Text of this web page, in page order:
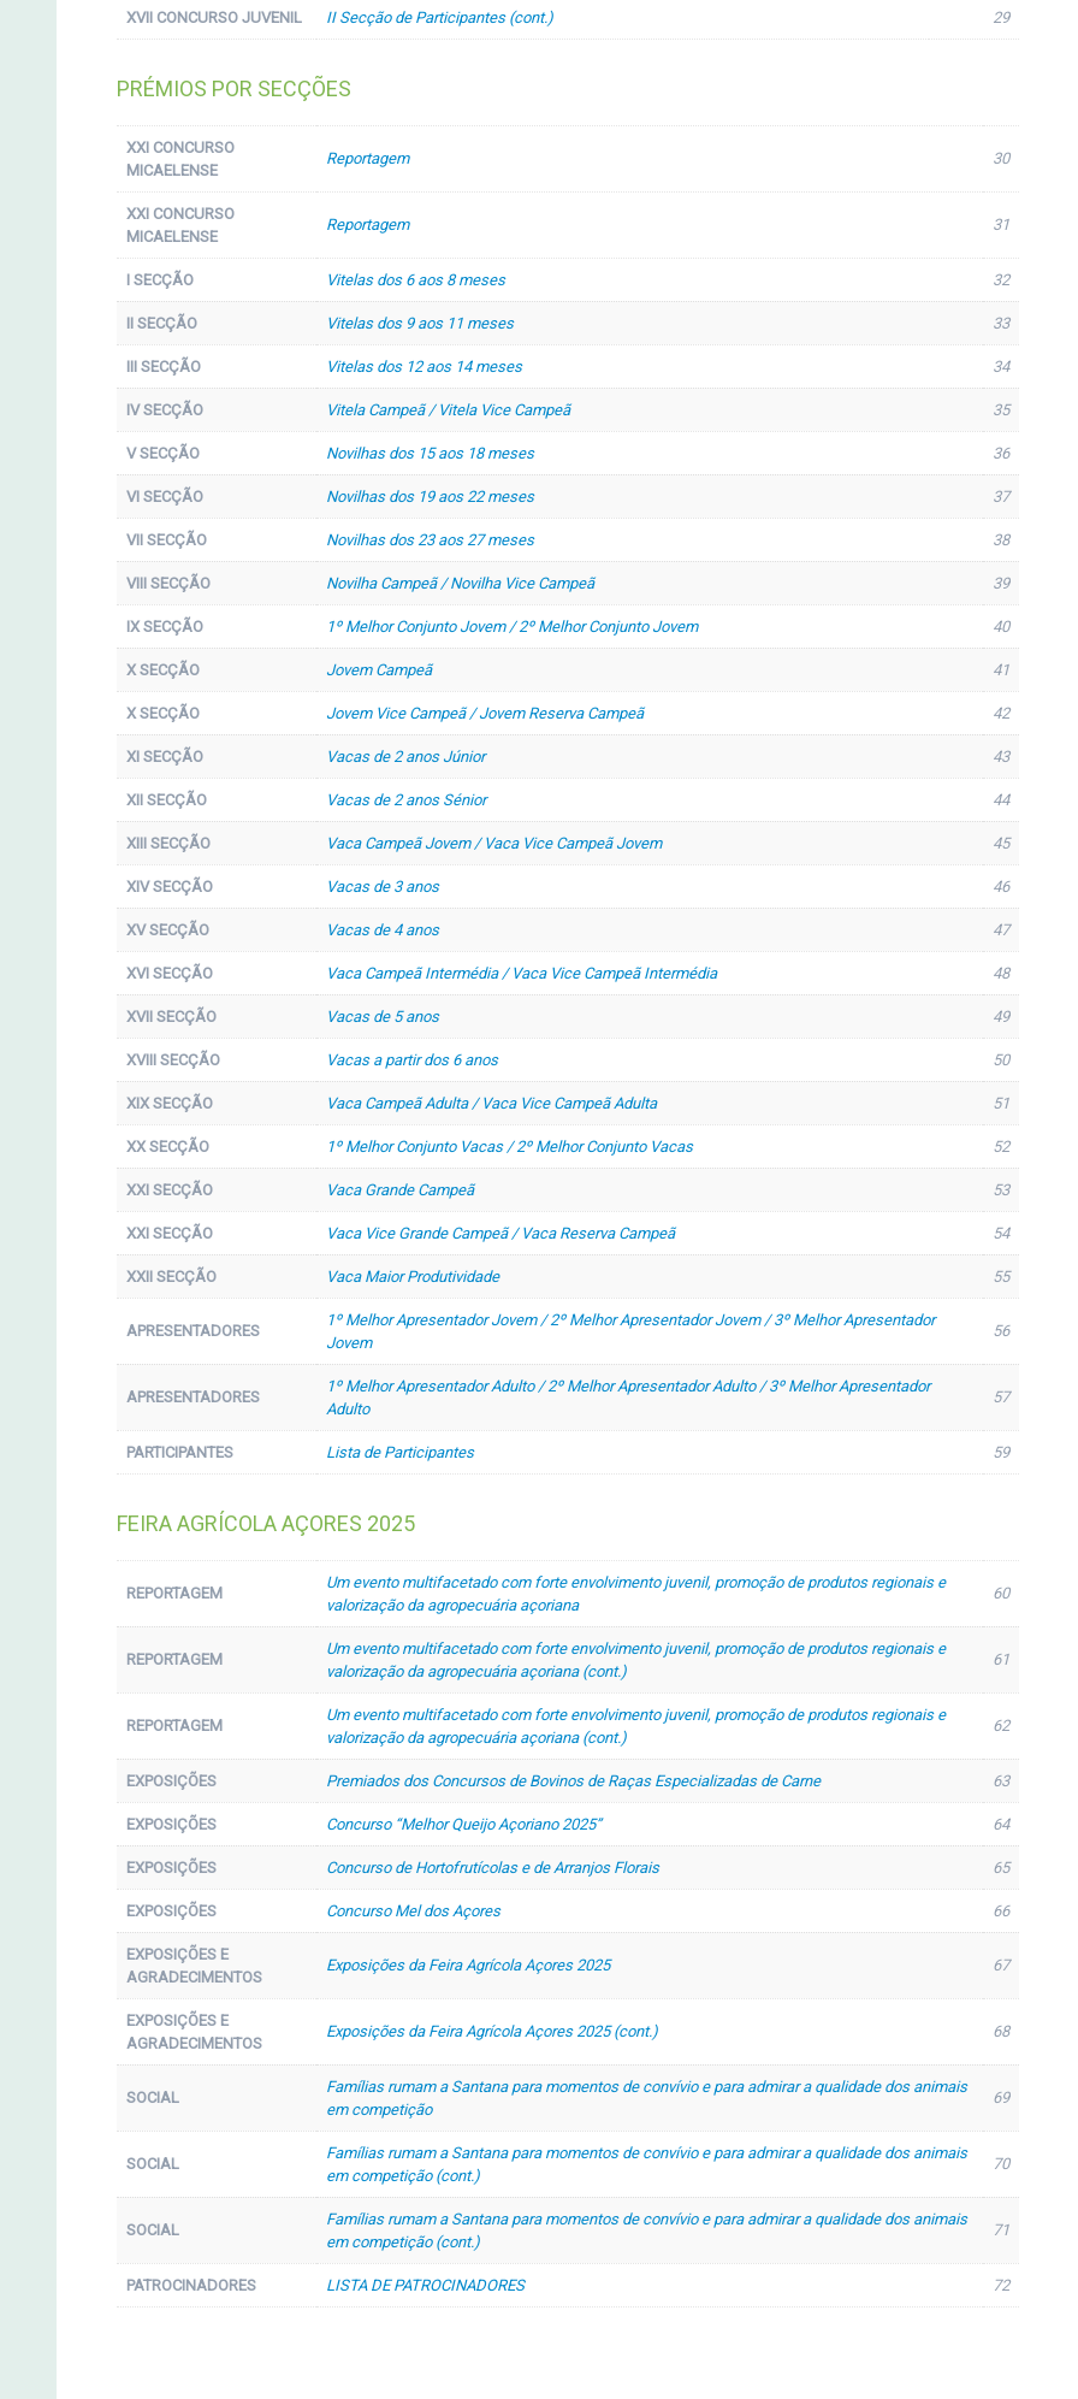
XVII CONCURSO JUVENIL II Secção de Participantes (cont.) 29
PRÉMIOS POR SECÇÕES
XXI CONCURSO
MICAELENSE
Reportagem 30
XXI CONCURSO
MICAELENSE
Reportagem 31
I SECÇÃO Vitelas dos 6 aos 8 meses 32
II SECÇÃO Vitelas dos 9 aos 11 meses 33
III SECÇÃO Vitelas dos 12 aos 14 meses 34
IV SECÇÃO Vitela Campeã / Vitela Vice Campeã 35
V SECÇÃO Novilhas dos 15 aos 18 meses 36
VI SECÇÃO Novilhas dos 19 aos 22 meses 37
VII SECÇÃO Novilhas dos 23 aos 27 meses 38
VIII SECÇÃO Novilha Campeã / Novilha Vice Campeã 39
IX SECÇÃO 1º Melhor Conjunto Jovem / 2º Melhor Conjunto Jovem 40
X SECÇÃO Jovem Campeã 41
X SECÇÃO Jovem Vice Campeã / Jovem Reserva Campeã 42
XI SECÇÃO Vacas de 2 anos Júnior 43
XII SECÇÃO Vacas de 2 anos Sénior 44
XIII SECÇÃO Vaca Campeã Jovem / Vaca Vice Campeã Jovem 45
XIV SECÇÃO Vacas de 3 anos 46
XV SECÇÃO Vacas de 4 anos 47
XVI SECÇÃO Vaca Campeã Intermédia / Vaca Vice Campeã Intermédia 48
XVII SECÇÃO Vacas de 5 anos 49
XVIII SECÇÃO Vacas a partir dos 6 anos 50
XIX SECÇÃO Vaca Campeã Adulta / Vaca Vice Campeã Adulta 51
XX SECÇÃO 1º Melhor Conjunto Vacas / 2º Melhor Conjunto Vacas 52
XXI SECÇÃO Vaca Grande Campeã 53
XXI SECÇÃO Vaca Vice Grande Campeã / Vaca Reserva Campeã 54
XXII SECÇÃO Vaca Maior Produtividade 55
APRESENTADORES
1º Melhor Apresentador Jovem / 2º Melhor Apresentador Jovem / 3º Melhor Apresentador
Jovem
56
APRESENTADORES
1º Melhor Apresentador Adulto / 2º Melhor Apresentador Adulto / 3º Melhor Apresentador
Adulto
57
PARTICIPANTES Lista de Participantes 59
FEIRA AGRÍCOLA AÇORES 2025
REPORTAGEM
Um evento multifacetado com forte envolvimento juvenil, promoção de produtos regionais e
valorização da agropecuária açoriana
60
REPORTAGEM
Um evento multifacetado com forte envolvimento juvenil, promoção de produtos regionais e
valorização da agropecuária açoriana (cont.)
61
REPORTAGEM
Um evento multifacetado com forte envolvimento juvenil, promoção de produtos regionais e
valorização da agropecuária açoriana (cont.)
62
EXPOSIÇÕES Premiados dos Concursos de Bovinos de Raças Especializadas de Carne 63
EXPOSIÇÕES Concurso “Melhor Queijo Açoriano 2025” 64
EXPOSIÇÕES Concurso de Hortofrutícolas e de Arranjos Florais 65
EXPOSIÇÕES Concurso Mel dos Açores 66
EXPOSIÇÕES E
AGRADECIMENTOS
Exposições da Feira Agrícola Açores 2025 67
EXPOSIÇÕES E
AGRADECIMENTOS
Exposições da Feira Agrícola Açores 2025 (cont.) 68
SOCIAL
Famílias rumam a Santana para momentos de convívio e para admirar a qualidade dos animais
em competição
69
SOCIAL
Famílias rumam a Santana para momentos de convívio e para admirar a qualidade dos animais
em competição (cont.)
70
SOCIAL
Famílias rumam a Santana para momentos de convívio e para admirar a qualidade dos animais
em competição (cont.)
71
PATROCINADORES LISTA DE PATROCINADORES 72